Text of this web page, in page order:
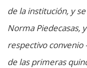
de la institución, y
Norma Piedecasas,
respectivo convenio
de las primeras